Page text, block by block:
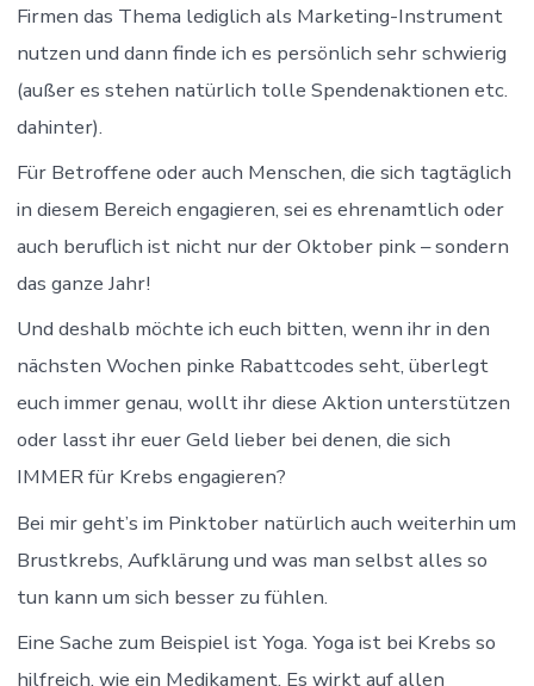
Firmen das Thema lediglich als Marketing-Instrument
nutzen und dann finde ich es persönlich sehr schwierig
(außer es stehen natürlich tolle Spendenaktionen etc.
dahinter).
Für Betroffene oder auch Menschen, die sich tagtäglich
in diesem Bereich engagieren, sei es ehrenamtlich oder
auch beruflich ist nicht nur der Oktober pink – sondern
das ganze Jahr!
Und deshalb möchte ich euch bitten, wenn ihr in den
nächsten Wochen pinke Rabattcodes seht, überlegt
euch immer genau, wollt ihr diese Aktion unterstützen
oder lasst ihr euer Geld lieber bei denen, die sich
IMMER für Krebs engagieren?
Bei mir geht’s im Pinktober natürlich auch weiterhin um
Brustkrebs, Aufklärung und was man selbst alles so
tun kann um sich besser zu fühlen.
Eine Sache zum Beispiel ist Yoga. Yoga ist bei Krebs so
hilfreich, wie ein Medikament. Es wirkt auf allen